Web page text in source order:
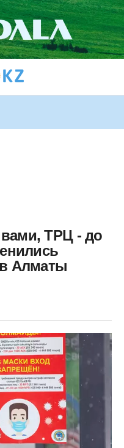
ТРЦ - до
Алматы